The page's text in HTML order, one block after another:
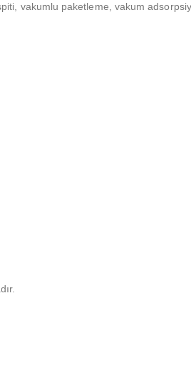
vakumlu paketleme, vakum